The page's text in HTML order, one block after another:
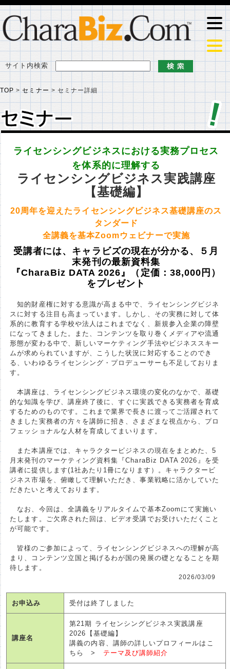
サイト内検索
TOP >セミナー > セミナー詳細
セミナー
セミナー
ライセンシングビジネスにおける実務プロセス
を体系的に理解する
ライセンシングビジネス実践講座
【基礎編】
20周年を迎えたライセンシングビジネス基礎講座のス
タンダード
全講義を基本Zoomウェビナーで実施
受講者には、キャラビズの現在が分かる、５月
末発刊の最新資料集
『CharaBiz DATA 2026』（定価：38,000円）
をプレゼント
知的財産権に対する意識が高まる中で、ライセンシングビジネ
スに対する注目も高まっています。しかし、その実務に対して体
系的に教育する学校や法人はこれまでなく、新規参入企業の障壁
になってきました。また、コンテンツを取り巻くメディアや流通
形態が変わる中で、新しいマーケティング手法やビジネススキー
ムが求められていますが、こうした状況に対応することのでき
る、いわゆるライセンシング・プロデューサーも不足しておりま
す。
本講座は、ライセンシングビジネス環境の変化のなかで、基礎
的な知識を学び、講座終了後に、すぐに実践できる実務者を育成
するためのものです。これまで業界で長きに渡ってご活躍されて
きました実務者の方々を講師に招き、さまざまな視点から、プロ
フェッショナルな人材を育成してまいります。
また本講座では、キャラクタービジネスの現在をまとめた、5
月末発刊のマーケティング資料集『CharaBiz DATA 2026』を受
講者に提供します(1社あたり1冊になります）。キャラクタービ
ジネス市場を、俯瞰して理解いただき、事業戦略に活かしていた
だきたいと考えております。
なお、今回は、全講義をリアルタイムで基本Zoomにて実施い
たします。ご欠席された回は、ビデオ受講でお受けいただくこと
が可能です。
皆様のご参加によって、ライセンシングビジネスへの理解が高
まり、コンテンツ立国と掲げるわが国の発展の礎となることを期
待します。
2026/03/09
お申込み 受付は終了しました
講座名
第21期 ライセンシングビジネス実践講座
2026【基礎編】
講義の内容、講師の詳しいプロフィールはこ
ちら > テーマ及び講師紹介